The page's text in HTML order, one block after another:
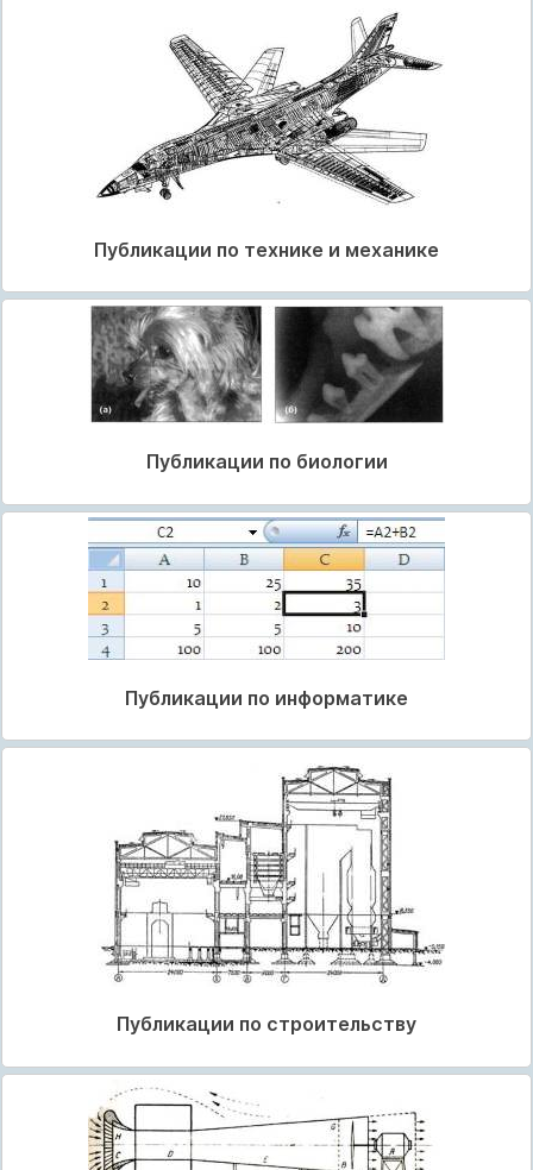
Публикации по технике и механике
Публикации по биологии
Публикации по информатике
Публикации по строительству